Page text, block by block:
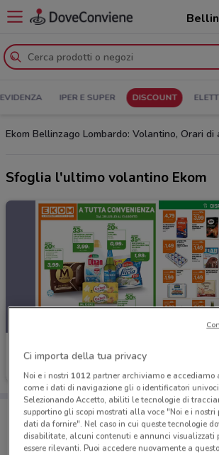
IPER E SUPER DISCOUNT
Ekom Bellinzago Lombardo: Volantino, Orari di
Sfoglia l'ultimo volantino Ekom
Ekom
Scade il 10/08
Porta DoveConviene sempre con te!
Puoi trovare le migliori offerte dei
salvarle e creare la tua lista del
dal tuo cellulare.
Ci importa della tua privacy
Noi e i nostri 1012partner archiviamo e accediamo
come i dati di navigazione gli o identificatori
Selezionando Accetto, abiliti le tecnologie di
supportino gli scopi mostrati alla voce "Noi e i
dati da fornire". Nel caso in cui queste tecnologie
disabilitate, alcuni contenuti e annunci visualizzati
essere rilevanti. Puoi accedere nuovamente a